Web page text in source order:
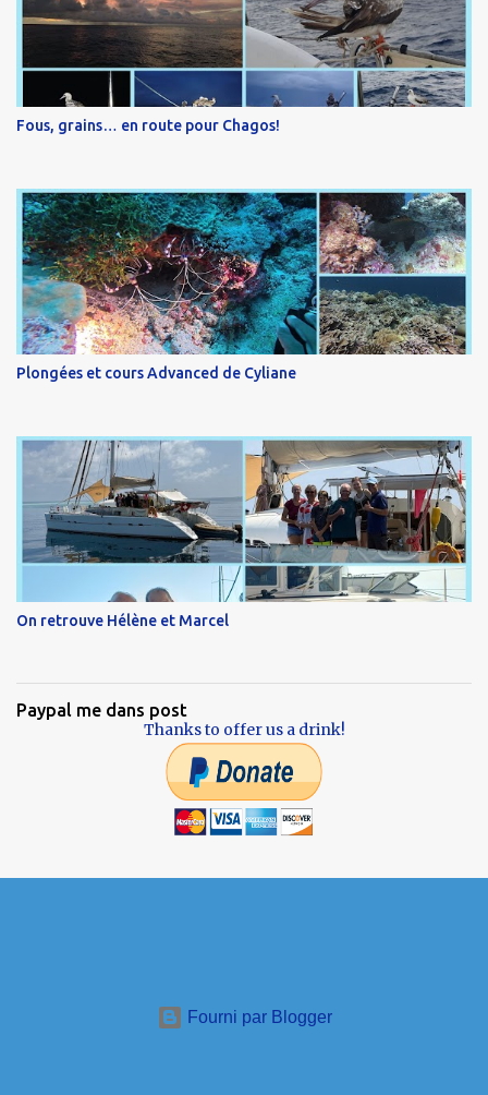
Fous, grains… en route pour Chagos!
Plongées et cours Advanced de Cyliane
On retrouve Hélène et Marcel
Paypal me dans post
Thanks to offer us a drink!
Fourni par Blogger